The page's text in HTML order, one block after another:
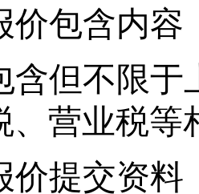
价包含内容
含但不限于
、营业税等
价提交资料